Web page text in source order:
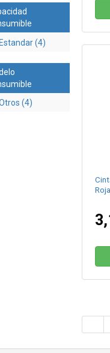
Estandar (4)
(4)
Roja